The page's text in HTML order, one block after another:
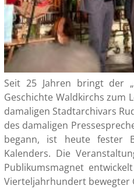
Seit 25 Jahren bringt der
Geschichte Waldkirchs zum
damaligen Stadtarchivars
des damaligen
begann, ist heute fester
Kalenders. Die
Publikumsmagnet
Vierteljahrhundert bewegter